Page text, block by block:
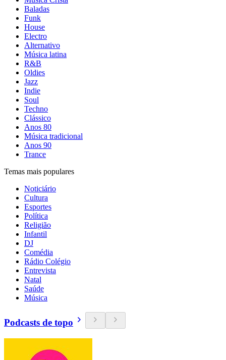
Baladas
Funk
House
Electro
Alternativo
Música latina
R&B
Oldies
Jazz
Indie
Soul
Techno
Clássico
Anos 80
Música tradicional
Anos 90
Trance
Temas mais populares
Noticiário
Cultura
Esportes
Política
Religião
Infantil
DJ
Comédia
Rádio Colégio
Entrevista
Natal
Saúde
Música
Podcasts de topo